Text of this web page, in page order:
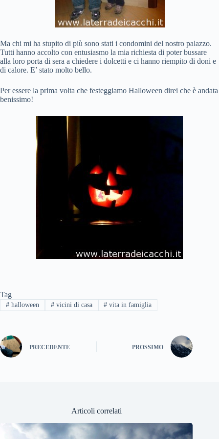
Ma chi mi ha stupito di più sono stati i condomini del nostro palazzo.
Tutti hanno accolto con entusiasmo la mia richiesta di poter bussare
alla loro porta di sera a chiedere i dolcetti e ci hanno riempito di doni e
di calore. E’ stato molto bello.
Per essere la prima volta che festeggiamo Halloween direi che è andata
benissimo!
Tag
#halloween #vicini di casa # vita in famiglia
PRECEDENTE PROSSIMO
Articoli correlati